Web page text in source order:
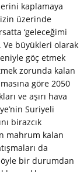
kaplamaya
üzerinde
‘geleceğimi
Ve büyükleri olarak
göç etmek
zorunda kalan
göre 2050
ve aşırı hava
Suriyeli
birazcık
mahrum kalan
da
bir durumdan